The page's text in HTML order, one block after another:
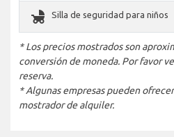
child_friendly Silla de seguridad para niños
* Los precios mostrados son
conversión de moneda. Por favor
reserva.
* Algunas empresas pueden
mostrador de alquiler.